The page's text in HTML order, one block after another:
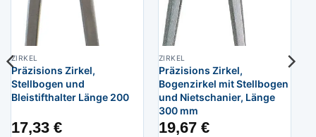
ZIRKEL
Präzisions Zirkel,
Stellbogen und
Bleistifthalter Länge 200
17,33 €
ZIRKEL
Präzisions Zirkel,
Bogenzirkel mit Stellbogen
und Nietschanier, Länge
300 mm
19,67 €